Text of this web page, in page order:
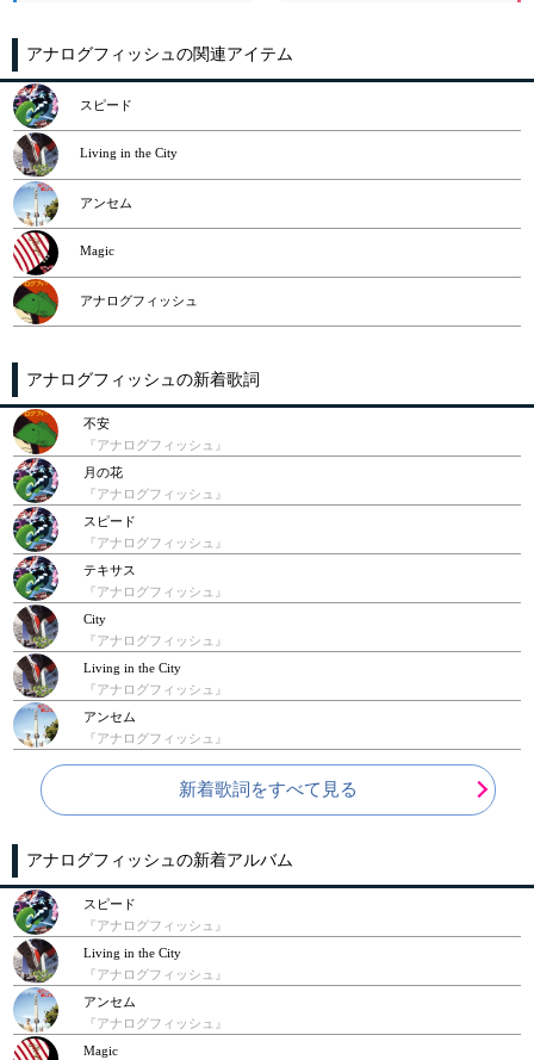
アナログフィッシュの関連アイテム
スピード
Living in the City
アンセム
Magic
アナログフィッシュ
アナログフィッシュの新着歌詞
不安
『アナログフィッシュ』
月の花
『アナログフィッシュ』
スピード
『アナログフィッシュ』
テキサス
『アナログフィッシュ』
City
『アナログフィッシュ』
Living in the City
『アナログフィッシュ』
アンセム
『アナログフィッシュ』
新着歌詞をすべて見る
アナログフィッシュの新着アルバム
スピード
『アナログフィッシュ』
Living in the City
『アナログフィッシュ』
アンセム
『アナログフィッシュ』
Magic